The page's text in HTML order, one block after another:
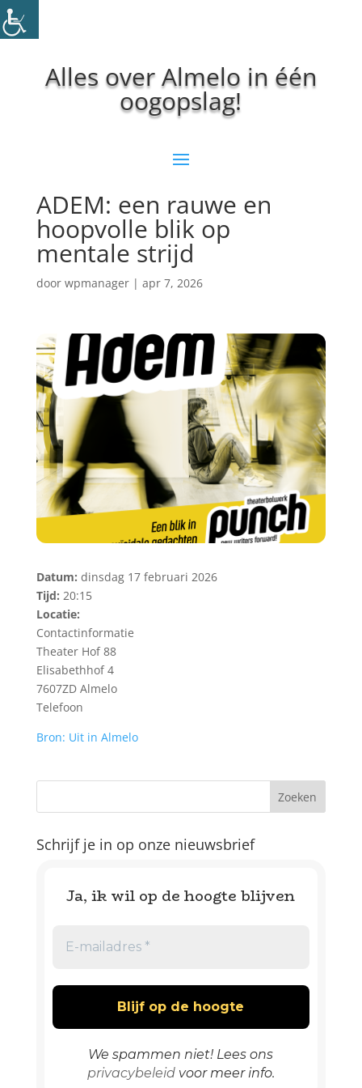
Alles over Almelo in één
oogopslag!
ADEM: een rauwe en
hoopvolle blik op
mentale strijd
door wpmanager| apr 7, 2026
Datum: dinsdag 17 februari 2026
Tijd: 20:15
Locatie:
Contactinformatie
Theater Hof 88
Elisabethhof 4
7607ZD Almelo
Telefoon
Bron: Uit in Almelo
Schrijf je in op onze nieuwsbrief
Ja, ik wil op de hoogte blijven
We spammen niet! Lees ons
privacybeleidvoor meer info.